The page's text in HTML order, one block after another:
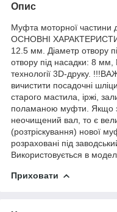
Опис
Муфта моторної частини
ОСНОВНІ
12.5 мм. Діаметр отвору
отвору під насадки: 8
технології 3D-друку.
вичистити посадочні
старого мастила, іржі,
поламаною муфти. Якщо
неочищений вал, то є
(розтріскування) нової
розраховані під
Використовується в
Приховати